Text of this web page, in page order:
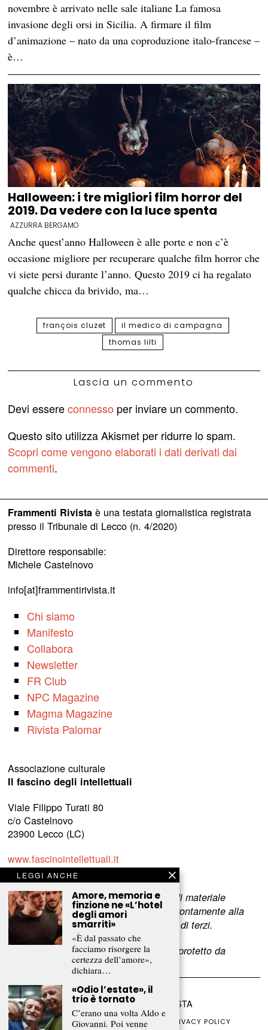
novembre è arrivato nelle sale italiane La famosa
invasione degli orsi in Sicilia. A firmare il film
d’animazione – nato da una coproduzione italo-francese –
è…
Halloween: i tre migliori film horror del
2019. Da vedere con la luce spenta
AZZURRA BERGAMO
Anche quest’anno Halloween è alle porte e non c’è
occasione migliore per recuperare qualche film horror che
vi siete persi durante l’anno. Questo 2019 ci ha regalato
qualche chicca da brivido, ma…
françois cluzet
il medico di campagna
thomas lilti
Lascia un commento
Devi essereconnesso per inviare un commento.
Questo sito utilizza Akismet per ridurre lo spam.
Scopri come vengono elaborati i dati derivati dai
commenti.
Frammenti Rivistaè una testata giornalistica registrata
presso il Tribunale di Lecco (n. 4/2020)
Direttore responsabile:
Michele Castelnovo
info[at]frammentirivista.it
Chi siamo
Manifesto
Collabora
Newsletter
FR Club
NPC Magazine
Magma Magazine
Rivista Palomar
Associazione culturale
Il fascino degli intellettuali
Viale Filippo Turati 80
c/o Castelnovo
23900 Lecco (LC)
www.fascinointellettuali.it
info[at]fascinointellettuali.it
Per segnalare eventuali errori nell’uso di materiale
riservato,scriveteci e provvederemo prontamente alla
rimozione del materiale lesivo dei diritti di terzi.
L’intero contenuto di questo sito web è protetto da
©2026FRAMMENTI RIVISTA
CHI SIAMO FR CLUB COLLABORA
PRIVACY POLICY
LEGGI ANCHE
Amore, memoria e
finzione ne «L’hotel
degli amori
smarriti»
«È dal passato che
facciamo risorgere la
certezza dell’amore»,
dichiara…
«Odio l’estate», il
trio è tornato
C’erano una volta Aldo e
Giovanni. Poi venne